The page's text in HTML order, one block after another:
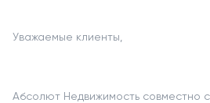
Уважаемые клиенты,
Абсолют Недвижимость совместно